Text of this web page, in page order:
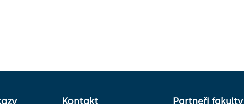
Kontakt Partneři fakulty